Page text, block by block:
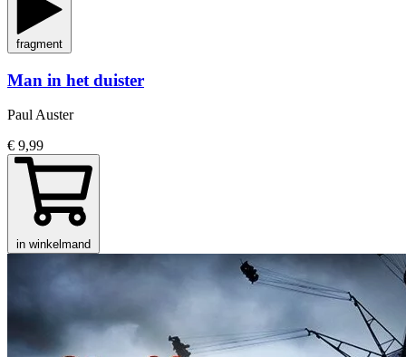
fragment
Man in het duister
Paul Auster
€ 9,99
in winkelmand